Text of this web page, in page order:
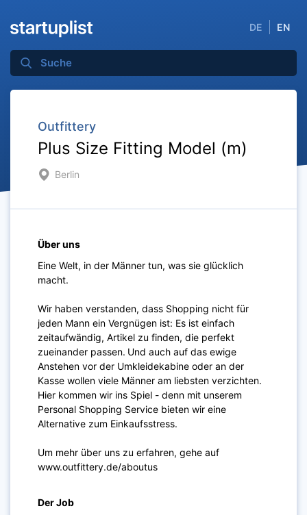
DE EN
Outfittery
Plus Size Fitting Model (m)
Berlin
Über uns
Eine Welt, in der Männer tun, was sie glücklich
macht.
Wir haben verstanden, dass Shopping nicht für
jeden Mann ein Vergnügen ist: Es ist einfach
zeitaufwändig, Artikel zu finden, die perfekt
zueinander passen. Und auch auf das ewige
Anstehen vor der Umkleidekabine oder an der
Kasse wollen viele Männer am liebsten verzichten.
Hier kommen wir ins Spiel - denn mit unserem
Personal Shopping Service bieten wir eine
Alternative zum Einkaufsstress.
Um mehr über uns zu erfahren, gehe auf
www.outfittery.de/aboutus
Der Job